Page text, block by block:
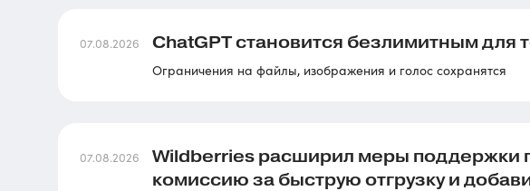
07.08.2026 ChatGPT становится безлимитным для
Ограничения на файлы, изображения и голос сохранятся
07.08.2026
Wildberries расширил меры поддержки
комиссию за быструю отгрузку и